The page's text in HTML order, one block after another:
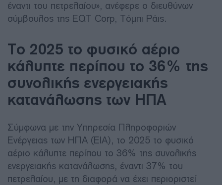
έναντι του πετρελαίου», ανέφερε ο διευθύνων
σύμβουλος της EQT Corp, Τόμπι Ράις.
Το 2025 το φυσικό αέριο
κάλυπτε περίπου το 36% της
συνολικής ενεργειακής
κατανάλωσης των ΗΠΑ
Σύμφωνα με την Υπηρεσία Πληροφοριών
Ενέργειας των ΗΠΑ (EIA), το 2025 το φυσικό
αέριο κάλυπτε περίπου το 36% της συνολικής
ενεργειακής κατανάλωσης, έναντι 37% του
πετρελαίου, με τη διαφορά να έχει περιοριστεί